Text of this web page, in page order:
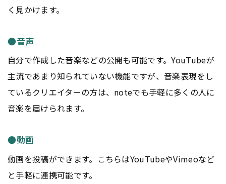
く見かけます。
●音声
自分で作成した音楽などの公開も可能です。YouTubeが
主流であまり知られていない機能ですが、音楽表現をし
ているクリエイターの方は、noteでも手軽に多くの人に
音楽を届けられます。
●動画
動画を投稿ができます。こちらはYouTubeやVimeoなど
と手軽に連携可能です。